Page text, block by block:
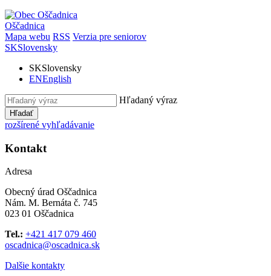
Oščadnica
Mapa webu RSS Verzia pre seniorov
SKSlovensky
SKSlovensky
ENEnglish
Hľadaný výraz
Hľadať
rozšírené vyhľadávanie
Kontakt
Adresa
Obecný úrad Oščadnica
Nám. M. Bernáta č. 745
023 01 Oščadnica
Tel.: +421 417 079 460
oscadnica@oscadnica.sk
Dalšie kontakty